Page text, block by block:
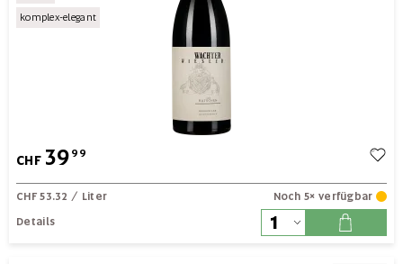
komplex-elegant
CHF 3999
CHF 53.32 / Liter
Noch 5× verfügbar
Details